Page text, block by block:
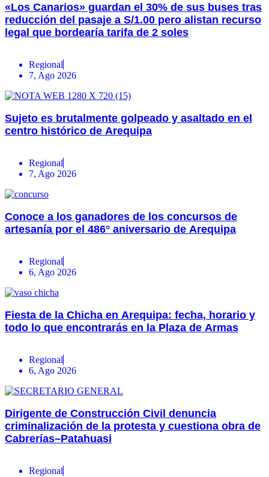
«Los Canarios» guardan el 30% de sus buses tras
reducción del pasaje a S/1.00 pero alistan recurso
legal que bordearía tarifa de 2 soles
Regional
7, Ago 2026
Sujeto es brutalmente golpeado y asaltado en el
centro histórico de Arequipa
Regional
7, Ago 2026
Conoce a los ganadores de los concursos de
artesanía por el 486° aniversario de Arequipa
Regional
6, Ago 2026
Fiesta de la Chicha en Arequipa: fecha, horario y
todo lo que encontrarás en la Plaza de Armas
Regional
6, Ago 2026
Dirigente de Construcción Civil denuncia
criminalización de la protesta y cuestiona obra de
Cabrerías–Patahuasi
Regional